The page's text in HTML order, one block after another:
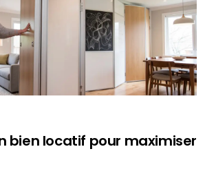
bien locatif pour maximiser